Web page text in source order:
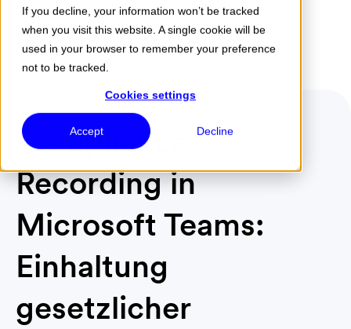
If you decline, your information won’t be tracked
when you visit this website. A single cookie will be
used in your browser to remember your preference
not to be tracked.
Cookies settings
Accept Decline
Menu
Compliance
Recording in
Microsoft Teams:
Einhaltung
gesetzlicher